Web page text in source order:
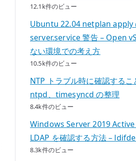
12.1k件のビュー
Ubuntu 22.04 netplan apply
server.service 警告 – Open
ない環境での考え方
10.5k件のビュー
NTP トラブル時に確認するこ
ntpd、timesyncd の整理
8.4k件のビュー
Windows Server 2019
LDAP を確認する方法 –
8.3k件のビュー